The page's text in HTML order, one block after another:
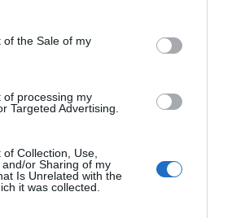
of the Sale of my
of processing my
Targeted Advertising.
Collection, Use,
or Sharing of my
Is Unrelated with the
it was collected.
os atletas, sócios, adeptos e
a população local, a juntarem-
de convívio e celebração da
para fortalecer os laços
de castanhas quentes e um